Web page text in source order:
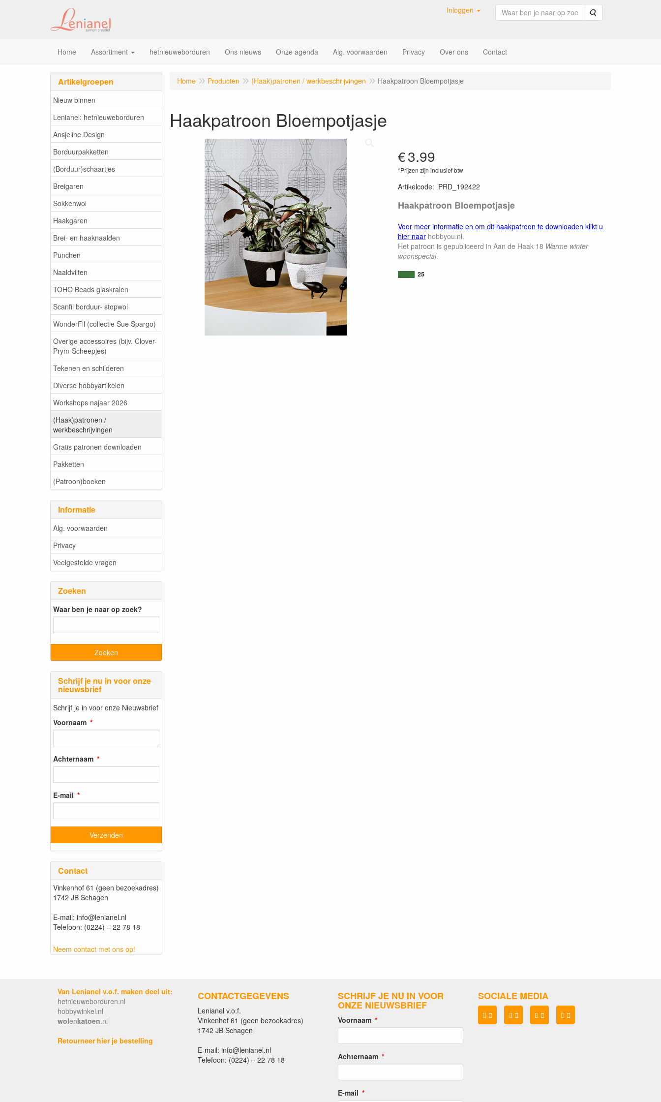
Inloggen Zoeken
Home Assortiment hetnieuweborduren Ons nieuws Onze agenda Alg. voorwaarden Privacy Over ons Contact
Artikelgroepen
Nieuw binnen
Lenianel: hetnieuweborduren
Ansjeline Design
Borduurpakketten
(Borduur)schaartjes
Breigaren
Sokkenwol
Haakgaren
Brei- en haaknaalden
Punchen
Naaldvilten
TOHO Beads glaskralen
Scanfil borduur- stopwol
WonderFil (collectie Sue Spargo)
Overige accessoires (bijv. Clover-
Prym-Scheepjes)
Tekenen en schilderen
Diverse hobbyartikelen
Workshops najaar 2026
(Haak)patronen /
werkbeschrijvingen
Gratis patronen downloaden
Pakketten
(Patroon)boeken
Informatie
Alg. voorwaarden
Privacy
Veelgestelde vragen
Zoeken
Waar ben je naar op zoek?
Schrijf je nu in voor onze
nieuwsbrief
Schrijf je in voor onze Nieuwsbrief
Voornaam
Achternaam
E-mail
Contact
Vinkenhof 61 (geen bezoekadres)
1742 JB Schagen
E-mail: info@lenianel.nl
Telefoon: (0224) – 22 78 18
Neem contact met ons op!
Home Producten (Haak)patronen / werkbeschrijvingen Haakpatroon Bloempotjasje
Haakpatroon Bloempotjasje
€3.99
*Prijzen zijn inclusief btw
Artikelcode: PRD_192422
Haakpatroon Bloempotjasje
Voor meer informatie en om dit haakpatroon te downloaden klikt u
hier naarhobbyou.nl.
Het patroon is gepubliceerd in Aan de Haak 18 Warme winter
woonspecial.
25
Van Lenianel v.o.f. maken deel uit:
hetnieuweborduren.nl
hobbywinkel.nl
wolenkatoen.nl
Retourneer hier je bestelling
CONTACTGEGEVENS
Lenianel v.o.f.
Vinkenhof 61 (geen bezoekadres)
1742 JB Schagen
E-mail: info@lenianel.nl
Telefoon: (0224) – 22 78 18
SCHRIJF JE NU IN VOOR
ONZE NIEUWSBRIEF
Voornaam
Achternaam
E-mail
SOCIALE MEDIA